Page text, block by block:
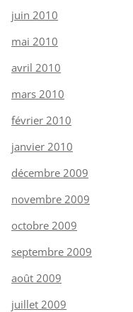
juin 2010
mai 2010
avril 2010
mars 2010
février 2010
janvier 2010
décembre 2009
novembre 2009
octobre 2009
septembre 2009
août 2009
juillet 2009